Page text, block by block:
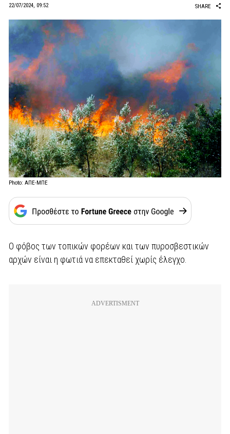
22/07/2024, 09:52
SHARE
Photo: ΑΠΕ-ΜΠΕ
Ο φόβος των τοπικών φορέων και των πυροσβεστικών
αρχών είναι η φωτιά να επεκταθεί χωρίς έλεγχο.